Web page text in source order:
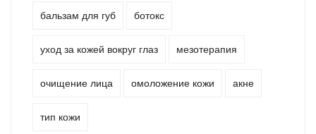
бальзам для губ ботокс
уход за кожей вокруг глаз мезотерапия
очищение лица омоложение кожи акне
тип кожи